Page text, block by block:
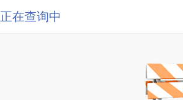
正在查询中